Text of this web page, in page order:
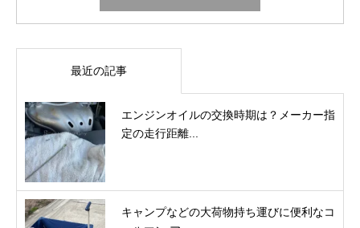
最近の記事
エンジンオイルの交換時期は？メーカー指
定の走行距離...
キャンプなどの大荷物持ち運びに便利なコ